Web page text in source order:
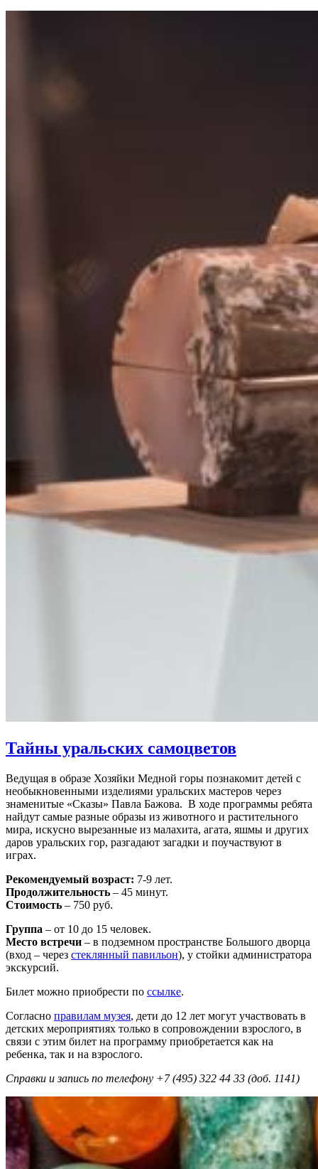
Тайны уральских самоцветов
Ведущая в образе Хозяйки Медной горы познакомит детей с
необыкновенными изделиями уральских мастеров через
знаменитые «Сказы» Павла Бажова. В ходе программы ребята
найдут самые разные образы из животного и растительного
мира, искусно вырезанные из малахита, агата, яшмы и других
даров уральских гор, разгадают загадки и поучаствуют в
играх.
Рекомендуемый возраст: 7-9 лет.
Продолжительность – 45 минут.
Стоимость – 750 руб.
Группа – от 10 до 15 человек.
Место встречи – в подземном пространстве Большого дворца
(вход – через стеклянный павильон), у стойки администратора
экскурсий.
Билет можно приобрести по ссылке.
Согласно правилам музея, дети до 12 лет могут участвовать в
детских мероприятиях только в сопровождении взрослого, в
связи с этим билет на программу приобретается как на
ребенка, так и на взрослого.
Справки и запись по телефону +7 (495) 322 44 33 (доб. 1141)